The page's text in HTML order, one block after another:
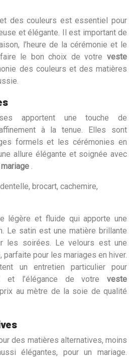
des couleurs est essentiel pour
et élégante. Il est important de
l’heure de la cérémonie et le
le bon choix de votre veste
des couleurs et des matières
apportent une touche de
à la tenue. Elles sont
formels et les cérémonies en
allure élégante et soignée avec
brocart, cachemire,
légère et fluide qui apporte une
Le satin est une matière brillante
les soirées. Le velours est une
parfaite pour les mariages en hiver.
un entretien particulier pour
et l’élégance de votre veste
prix au mètre de la soie de qualité
des matières alternatives, moins
élégantes, pour un mariage.